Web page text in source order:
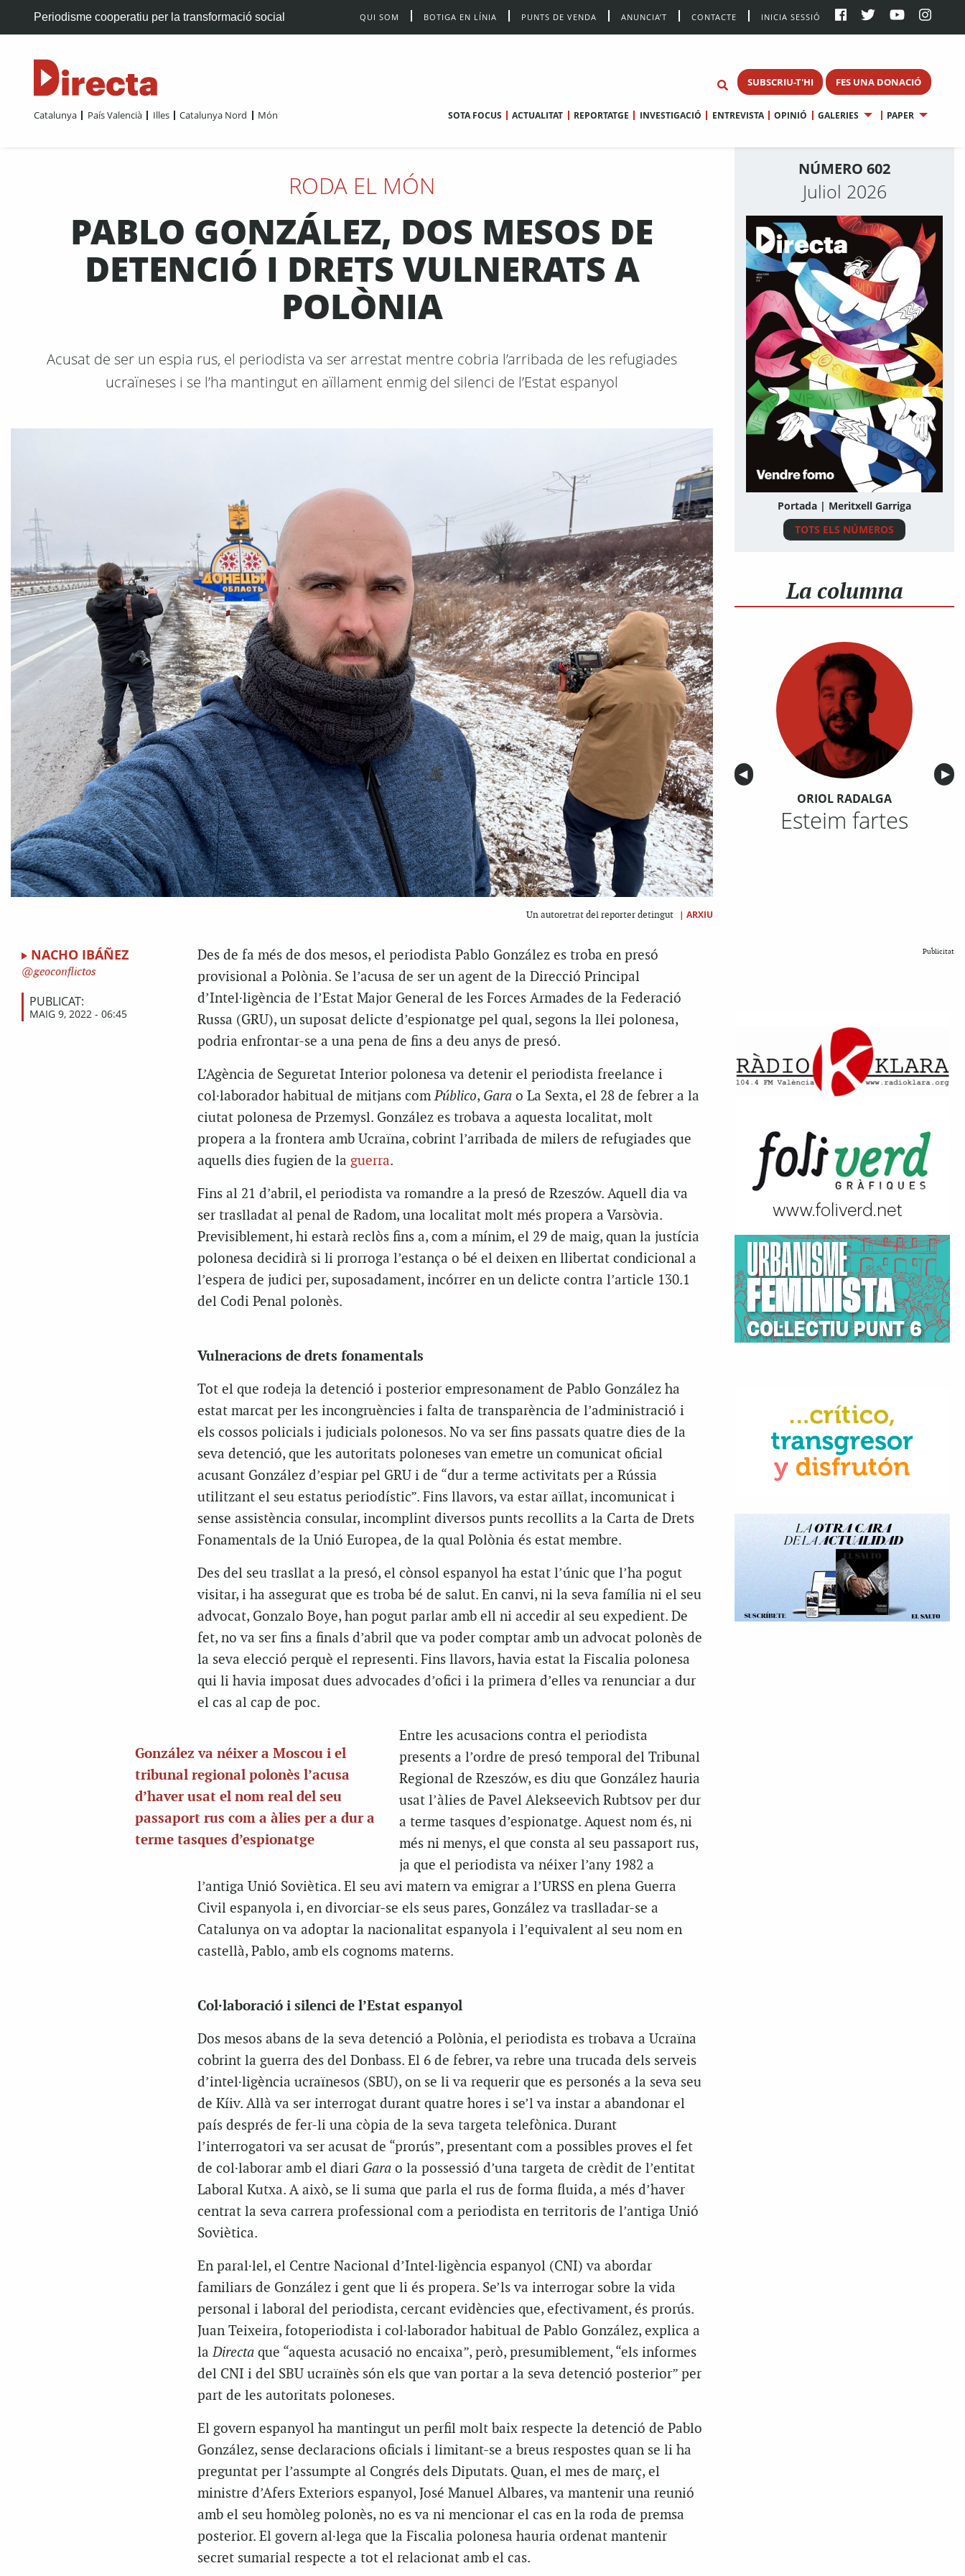
Periodisme cooperatiu per la transformació social QUI SOM BOTIGA EN LÍNIA PUNTS DE VENDA ANUNCIA’T CONTACTE INICIA SESSIÓ
SUBSCRIU-T'HI FES UNA DONACIÓ
Catalunya País Valencià Illes Catalunya Nord Món SOTA FOCUS ACTUALITAT REPORTATGE INVESTIGACIÓ ENTREVISTA OPINIÓ GALERIES PAPER
RODA EL MÓN
PABLO GONZÁLEZ, DOS MESOS DE
DETENCIÓ I DRETS VULNERATS A
POLÒNIA
Acusat de ser un espia rus, el periodista va ser arrestat mentre cobria l’arribada de les refugiades
ucraïneses i se l’ha mantingut en aïllament enmig del silenci de l’Estat espanyol
Un autoretrat del reporter detingut | ARXIU
NACHO IBÁÑEZ
geoconflictos
PUBLICAT:
MAIG 9, 2022 - 06:45
Des de fa més de dos mesos, el periodista Pablo González es troba en presó
provisional a Polònia. Se l’acusa de ser un agent de la Direcció Principal
d’Intel·ligència de l’Estat Major General de les Forces Armades de la Federació
Russa (GRU), un suposat delicte d’espionatge pel qual, segons la llei polonesa,
podria enfrontar-se a una pena de fins a deu anys de presó.
L’Agència de Seguretat Interior polonesa va detenir el periodista freelance i
col·laborador habitual de mitjans comPúblico, Gara o La Sexta, el 28 de febrer a la
ciutat polonesa de Przemysl. González es trobava a aquesta localitat, molt
propera a la frontera amb Ucraïna, cobrint l’arribada de milers de refugiades que
aquells dies fugien de la guerra.
Fins al 21 d’abril, el periodista va romandre a la presó de Rzeszów. Aquell dia va
ser traslladat al penal de Radom, una localitat molt més propera a Varsòvia.
Previsiblement, hi estarà reclòs fins a, com a mínim, el 29 de maig, quan la justícia
polonesa decidirà si li prorroga l’estança o bé el deixen en llibertat condicional a
l’espera de judici per, suposadament, incórrer en un delicte contra l’article 130.1
del Codi Penal polonès.
Vulneracions de drets fonamentals
Tot el que rodeja la detenció i posterior empresonament de Pablo González ha
estat marcat per les incongruències i falta de transparència de l’administració i
els cossos policials i judicials polonesos. No va ser fins passats quatre dies de la
seva detenció, que les autoritats poloneses van emetre un comunicat oficial
acusant González d’espiar pel GRU i de “dur a terme activitats per a Rússia
utilitzant el seu estatus periodístic”. Fins llavors, va estar aïllat, incomunicat i
sense assistència consular, incomplint diversos punts recollits a la Carta de Drets
Fonamentals de la Unió Europea, de la qual Polònia és estat membre.
Des del seu trasllat a la presó, el cònsol espanyol ha estat l’únic que l’ha pogut
visitar, i ha assegurat que es troba bé de salut. En canvi, ni la seva família ni el seu
advocat, Gonzalo Boye, han pogut parlar amb ell ni accedir al seu expedient. De
fet, no va ser fins a finals d’abril que va poder comptar amb un advocat polonès de
la seva elecció perquè el representi. Fins llavors, havia estat la Fiscalia polonesa
qui li havia imposat dues advocades d’ofici i la primera d’elles va renunciar a dur
el cas al cap de poc.
González va néixer a Moscou i el
tribunal regional polonès l’acusa
d’haver usat el nom real del seu
passaport rus com a àlies per a dur a
terme tasques d’espionatge
Entre les acusacions contra el periodista
presents a l’ordre de presó temporal del Tribunal
Regional de Rzeszów, es diu que González hauria
usat l’àlies de Pavel Alekseevich Rubtsov per dur
a terme tasques d’espionatge. Aquest nom és, ni
més ni menys, el que consta al seu passaport rus,
ja que el periodista va néixer l’any 1982 a
l’antiga Unió Soviètica. El seu avi matern va emigrar a l’URSS en plena Guerra
Civil espanyola i, en divorciar-se els seus pares, González va traslladar-se a
Catalunya on va adoptar la nacionalitat espanyola i l’equivalent al seu nom en
castellà, Pablo, amb els cognoms materns.
Col·laboració i silenci de l’Estat espanyol
Dos mesos abans de la seva detenció a Polònia, el periodista es trobava a Ucraïna
cobrint la guerra des del Donbass. El 6 de febrer, va rebre una trucada dels serveis
d’intel·ligència ucraïnesos (SBU), on se li va requerir que es personés a la seva seu
de Kíiv. Allà va ser interrogat durant quatre hores i se’l va instar a abandonar el
país després de fer-li una còpia de la seva targeta telefònica. Durant
l’interrogatori va ser acusat de “prorús”, presentant com a possibles proves el fet
de col·laborar amb el diari Gara o la possessió d’una targeta de crèdit de l’entitat
Laboral Kutxa. A això, se li suma que parla el rus de forma fluida, a més d’haver
centrat la seva carrera professional com a periodista en territoris de l’antiga Unió
Soviètica.
En paral·lel, el Centre Nacional d’Intel·ligència espanyol (CNI) va abordar
familiars de González i gent que li és propera. Se’ls va interrogar sobre la vida
personal i laboral del periodista, cercant evidències que, efectivament, és prorús.
Juan Teixeira, fotoperiodista i col·laborador habitual de Pablo González, explica a
laDirecta que “aquesta acusació no encaixa”, però, presumiblement, “els informes
del CNI i del SBU ucraïnès són els que van portar a la seva detenció posterior” per
part de les autoritats poloneses.
El govern espanyol ha mantingut un perfil molt baix respecte la detenció de Pablo
González, sense declaracions oficials i limitant-se a breus respostes quan se li ha
preguntat per l’assumpte al Congrés dels Diputats. Quan, el mes de març, el
ministre d’Afers Exteriors espanyol, José Manuel Albares, va mantenir una reunió
amb el seu homòleg polonès, no es va ni mencionar el cas en la roda de premsa
posterior. El govern al·lega que la Fiscalia polonesa hauria ordenat mantenir
secret sumarial respecte a tot el relacionat amb el cas.
NÚMERO 602
Juliol 2026
Portada | Meritxell Garriga
TOTS ELS NÚMEROS
La columna
Anterior
◀︎ ▶︎
ORIOL RADALGA
Esteim fartes
Publicitat